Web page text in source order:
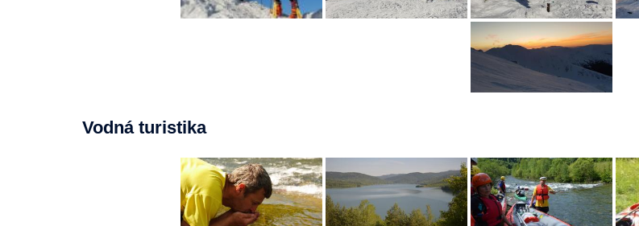
Vodná turistika